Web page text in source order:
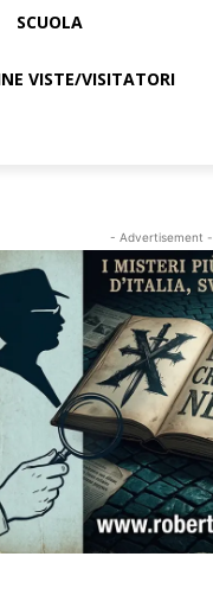
SCUOLA
VISTE/VISITATORI
- Advertisement -